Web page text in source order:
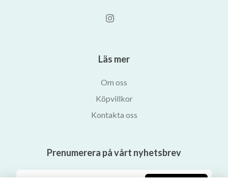
Läs mer
Om oss
Köpvillkor
Kontakta oss
Prenumerera på vårt nyhetsbrev